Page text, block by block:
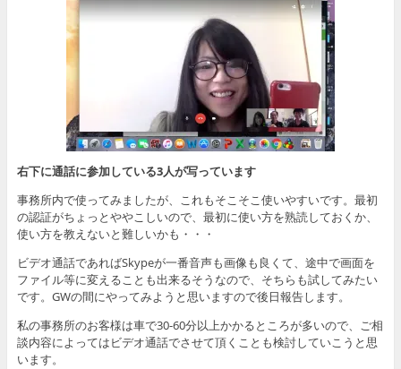
右下に通話に参加している3人が写っています
事務所内で使ってみましたが、これもそこそこ使いやすいです。最初
の認証がちょっとややこしいので、最初に使い方を熟読しておくか、
使い方を教えないと難しいかも・・・
ビデオ通話であればSkypeが一番音声も画像も良くて、途中で画面を
ファイル等に変えることも出来るそうなので、そちらも試してみたい
です。GWの間にやってみようと思いますので後日報告します。
私の事務所のお客様は車で30-60分以上かかるところが多いので、ご相
談内容によってはビデオ通話でさせて頂くことも検討していこうと思
います。